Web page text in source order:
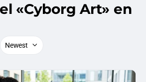
«Cyborg Art» en